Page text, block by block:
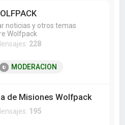
noticias y otros temas
Wolfpack
228
MODERACION
de Misiones Wolfpack
195